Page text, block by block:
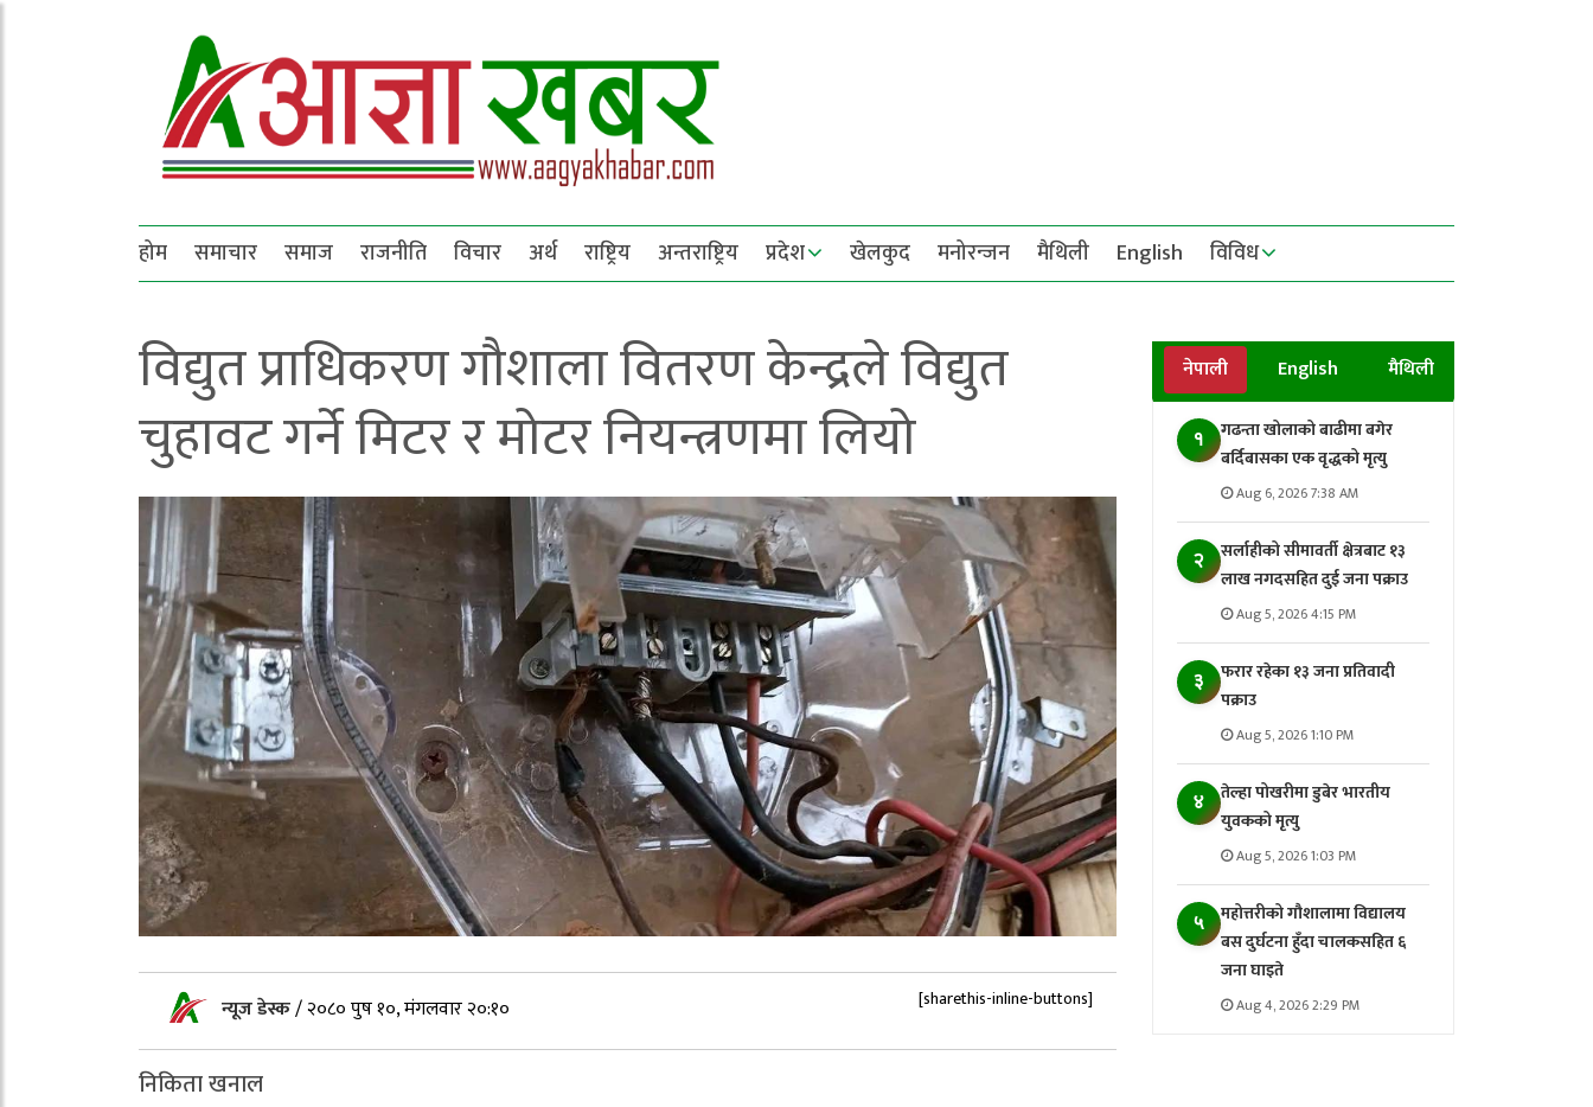
होम समाचार समाज राजनीति विचार अर्थ राष्ट्रिय अन्तराष्ट्रिय प्रदेश खेलकुद मनोरन्जन मैथिली English विविध
विद्युत प्राधिकरण गौशाला वितरण केन्द्रले विद्युत
चुहावट गर्ने मिटर र मोटर नियन्त्रणमा लियो
न्यूज डेस्क/२०८० पुष १०, मंगलवार २०:१० [sharethis-inline-buttons]
निकिता खनाल
नेपाली English मैथिली
१
गढन्ता खोलाको बाढीमा बगेर
बर्दिबासका एक वृद्धको मृत्यु
Aug 6, 2026 7:38 AM
२
सर्लाहीको सीमावर्ती क्षेत्रबाट १३
लाख नगदसहित दुई जना पक्राउ
Aug 5, 2026 4:15 PM
३
फरार रहेका १३ जना प्रतिवादी
पक्राउ
Aug 5, 2026 1:10 PM
४
तेल्हा पोखरीमा डुबेर भारतीय
युवकको मृत्यु
Aug 5, 2026 1:03 PM
५
महोत्तरीको गौशालामा विद्यालय
बस दुर्घटना हुँदा चालकसहित ६
जना घाइते
Aug 4, 2026 2:29 PM